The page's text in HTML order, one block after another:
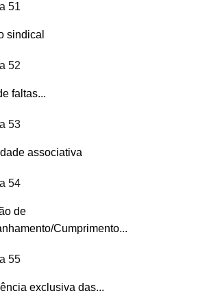
51
sindical
52
faltas...
53
associativa
54
de
Cumprimento...
55
exclusiva das...